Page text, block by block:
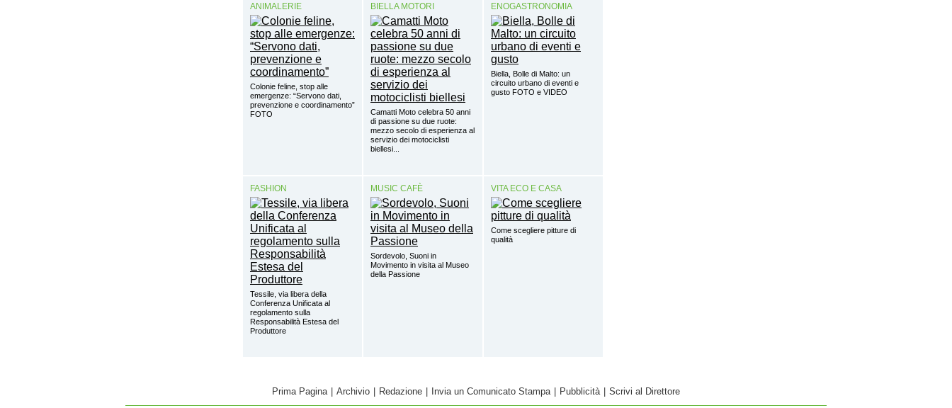
ANIMALERIE
Colonie feline, stop alle
emergenze: “Servono dati,
prevenzione e coordinamento”
FOTO
BIELLA MOTORI
Camatti Moto celebra 50 anni
di passione su due ruote:
mezzo secolo di esperienza al
servizio dei motociclisti
biellesi...
ENOGASTRONOMIA
Biella, Bolle di Malto: un
circuito urbano di eventi e
gusto FOTO e VIDEO
FASHION
Tessile, via libera della
Conferenza Unificata al
regolamento sulla
Responsabilità Estesa del
Produttore
MUSIC CAFÈ
Sordevolo, Suoni in
Movimento in visita al Museo
della Passione
VITA ECO E CASA
Come scegliere pitture di
qualità
Prima Pagina Archivio Redazione Invia un Comunicato Stampa Pubblicità Scrivi al Direttore